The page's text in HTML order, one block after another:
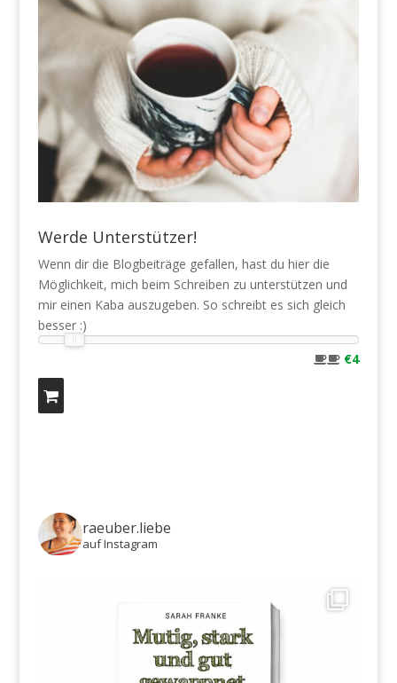
Werde Unterstützer!
Wenn dir die Blogbeiträge gefallen, hast du hier die
Möglichkeit, mich beim Schreiben zu unterstützen und
mir einen Kaba auszugeben. So schreibt es sich gleich
besser :)
€4
raeuber.liebe
auf Instagram